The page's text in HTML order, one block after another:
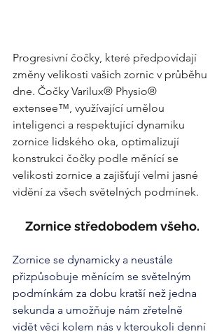
Progresivní čočky, které předpovídají
změny velikosti vašich zornic v průběhu
dne. Čočky Varilux® Physio®
extensee™, využívající umělou
inteligenci a respektující dynamiku
zornice lidského oka, optimalizují
konstrukci čočky podle měnící se
velikosti zornice a zajišťují velmi jasné
vidění za všech světelných podmínek.
Zornice středobodem všeho.
Zornice se dynamicky a neustále
přizpůsobuje měnícím se světelným
podmínkám za dobu kratší než jedna
sekunda a umožňuje nám zřetelně
vidět věci kolem nás v kteroukoli denní